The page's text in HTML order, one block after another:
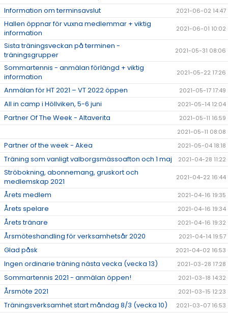
Information om terminsavslut 2021-06-02 14:47
Hallen öppnar för vuxna medlemmar + viktig
information
2021-06-01 10:02
Sista träningsveckan på terminen -
träningsgrupper
2021-05-31 08:06
Sommartennis - anmälan förlängd + viktig
information
2021-05-22 17:26
Anmälan för HT 2021 – VT 2022 öppen 2021-05-17 17:49
All in camp i Höllviken, 5-6 juni 2021-05-14 12:04
Partner Of The Week - Altaverita
2021-05-11 16:59
2021-05-11 08:08
Partner of the week - Akea 2021-05-04 18:18
Träning som vanligt valborgsmässoafton och 1 maj 2021-04-28 11:22
Ströbokning, abonnemang, gruskort och
medlemskap 2021
2021-04-22 16:44
Årets medlem 2021-04-16 19:35
Årets spelare 2021-04-16 19:34
Årets tränare 2021-04-16 19:32
Årsmöteshandling för verksamhetsår 2020 2021-04-14 19:57
Glad påsk 2021-04-02 16:53
Ingen ordinarie träning nästa vecka (vecka 13) 2021-03-28 17:28
Sommartennis 2021 - anmälan öppen! 2021-03-18 14:32
Årsmöte 2021 2021-03-15 12:23
Träningsverksamhet start måndag 8/3 (vecka 10) 2021-03-07 16:53